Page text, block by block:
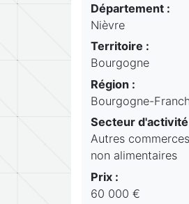
Département :
Nièvre
Territoire :
Bourgogne
Région :
Bourgogne-
Secteur
Autres
non alimentaires
Prix :
60 000 €